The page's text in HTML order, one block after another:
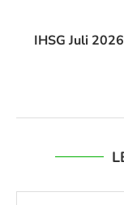
IHSG Juli